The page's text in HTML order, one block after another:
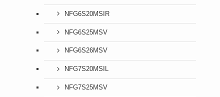
NFG6S20MSIR
NFG6S25MSV
NFG6S26MSV
NFG7S20MSIL
NFG7S25MSV